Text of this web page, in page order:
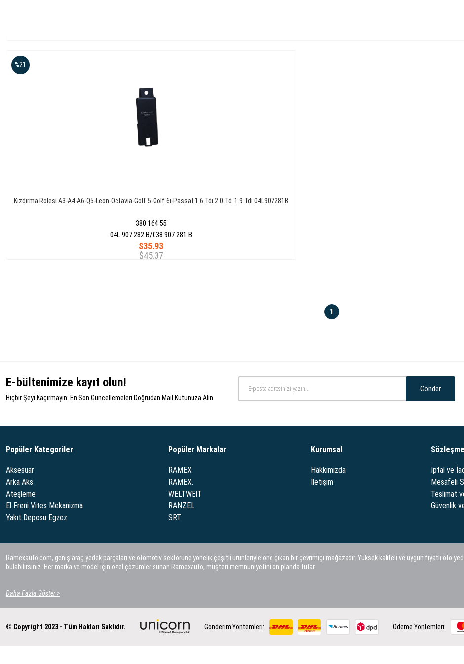
Kızdırma Rolesi A3-A4-A6-Q5-Leon-Octavıa-Golf 5-Golf 6ı-Passat 1.6 Tdı 2.0 Tdı 1.9 Tdı 04L907281B
380 164 55
$35.93
$45.37
%21
04L 907 282 B/038 907 281 B
1
E-bültenimize kayıt olun!
Hiçbir Şeyi Kaçırmayın: En Son Güncellemeleri Doğrudan Mail Kutunuza Alın
Gönder
Popüler Kategoriler
Aksesuar
Arka Aks
Ateşleme
El Freni Vites Mekanizma
Yakıt Deposu Egzoz
Popüler Markalar
RAMEX
RAMEX.
WELTWEIT
RANZEL
SRT
Kurumsal
Hakkımızda
İletişim
İptal ve
Mesafeli
Teslimat
Güvenlik
Ramexauto.com, geniş araç yedek parçaları ve otomotiv sektörüne yönelik çeşitli ürünleriyle öne çıkan bir çevrimiçi mağazadır. Yüksek kaliteli ve uygun fiyatlı oto
bulabilirsiniz. Her marka ve model için özel çözümler sunan Ramexauto, müşteri memnuniyetini ön planda tutar.
Daha Fazla Göster >
© Copyright 2023 - Tüm Hakları Saklıdır. Gönderim Yöntemleri: Ödeme Yöntemleri: